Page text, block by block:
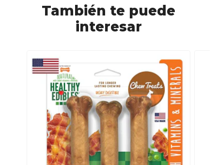
También te puede
interesar